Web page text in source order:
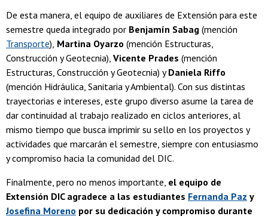
De esta manera, el equipo de auxiliares de Extensión para este
semestre queda integrado por Benjamín Sabag (mención
Transporte), Martina Oyarzo (mención Estructuras,
Construcción y Geotecnia), Vicente Prades (mención
Estructuras, Construcción y Geotecnia) yDaniela Riffo
(mención Hidráulica, Sanitaria y Ambiental). Con sus distintas
trayectorias e intereses, este grupo diverso asume la tarea de
dar continuidad al trabajo realizado en ciclos anteriores, al
mismo tiempo que busca imprimir su sello en los proyectos y
actividades que marcarán el semestre, siempre con entusiasmo
y compromiso hacia la comunidad del DIC.
Finalmente, pero no menos importante, el equipo de
Extensión DIC agradece a las estudiantes Fernanda Paz y
Josefina Moreno por su dedicación y compromiso durante